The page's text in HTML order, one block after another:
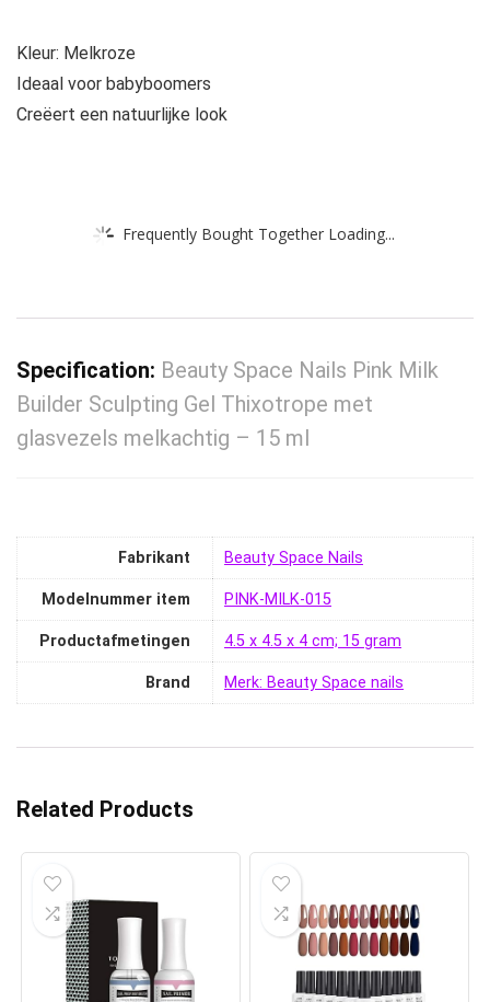
Kleur: Melkroze
Ideaal voor babyboomers
Creëert een natuurlijke look
Frequently Bought Together Loading...
Specification: Beauty Space Nails Pink Milk
Builder Sculpting Gel Thixotrope met
glasvezels melkachtig – 15 ml
Fabrikant ‎Beauty Space Nails
Modelnummer item ‎PINK-MILK-015
Productafmetingen ‎4.5 x 4.5 x 4 cm; 15 gram
Brand Merk: Beauty Space nails
Related Products